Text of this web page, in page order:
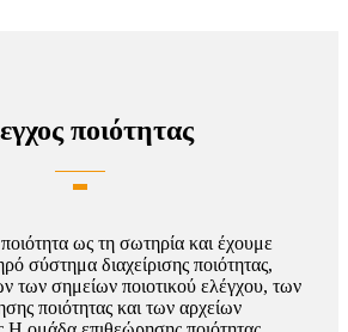
ποιότητας
ως τη σωτηρία και έχουμε
σύστημα διαχείρισης ποιότητας,
των σημείων ποιοτικού ελέγχου, των
ποιότητας και των αρχείων